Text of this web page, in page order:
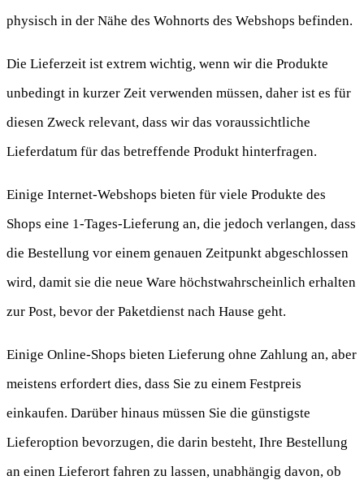
physisch in der Nähe des Wohnorts des Webshops befinden.
Die Lieferzeit ist extrem wichtig, wenn wir die Produkte
unbedingt in kurzer Zeit verwenden müssen, daher ist es für
diesen Zweck relevant, dass wir das voraussichtliche
Lieferdatum für das betreffende Produkt hinterfragen.
Einige Internet-Webshops bieten für viele Produkte des
Shops eine 1-Tages-Lieferung an, die jedoch verlangen, dass
die Bestellung vor einem genauen Zeitpunkt abgeschlossen
wird, damit sie die neue Ware höchstwahrscheinlich erhalten
zur Post, bevor der Paketdienst nach Hause geht.
Einige Online-Shops bieten Lieferung ohne Zahlung an, aber
meistens erfordert dies, dass Sie zu einem Festpreis
einkaufen. Darüber hinaus müssen Sie die günstigste
Lieferoption bevorzugen, die darin besteht, Ihre Bestellung
an einen Lieferort fahren zu lassen, unabhängig davon, ob